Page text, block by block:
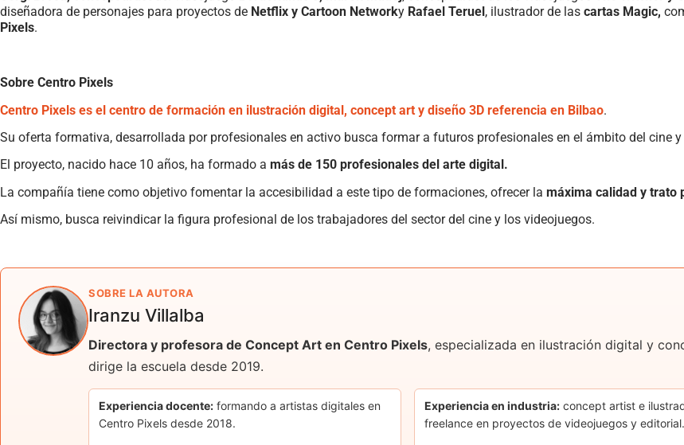
diseñadora de personajes para proyectos de Netflix y Cartoon Networky Rafael Teruel , ilustrador de las cartas Magic,
Pixels.
Sobre Centro Pixels
Centro Pixels es el centro de formación en ilustración digital, concept art y diseño 3D referencia en Bilbao.
Su oferta formativa, desarrollada por profesionales en activo busca formar a futuros profesionales en el ámbito del cine
El proyecto, nacido hace 10 años, ha formado a más de 150 profesionales del arte digital.
La compañía tiene como objetivo fomentar la accesibilidad a este tipo de formaciones, ofrecer la máxima calidad y trato
Así mismo, busca reivindicar la figura profesional de los trabajadores del sector del cine y los videojuegos.
SOBRE LA AUTORA
Iranzu Villalba
Directora y profesora de Concept Art en Centro Pixels, especializada en ilustración digital y
dirige la escuela desde 2019.
Experiencia docente: formando a artistas digitales en
Centro Pixels desde 2018.
Experiencia en industria:concept artist e
freelance en proyectos de videojuegos y editorial.